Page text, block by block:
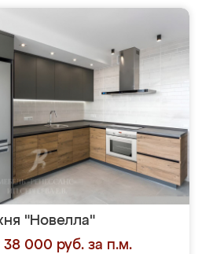
"Новелла"
38 000 руб. за п.м.